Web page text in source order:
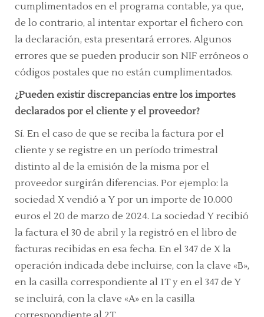
cumplimentados en el programa contable, ya que,
de lo contrario, al intentar exportar el fichero con
la declaración, esta presentará errores. Algunos
errores que se pueden producir son NIF erróneos o
códigos postales que no están cumplimentados.
¿Pueden existir discrepancias entre los importes
declarados por el cliente y el proveedor?
Sí. En el caso de que se reciba la factura por el
cliente y se registre en un período trimestral
distinto al de la emisión de la misma por el
proveedor surgirán diferencias. Por ejemplo: la
sociedad X vendió a Y por un importe de 10.000
euros el 20 de marzo de 2024. La sociedad Y recibió
la factura el 30 de abril y la registró en el libro de
facturas recibidas en esa fecha. En el 347 de X la
operación indicada debe incluirse, con la clave «B»,
en la casilla correspondiente al 1T y en el 347 de Y
se incluirá, con la clave «A» en la casilla